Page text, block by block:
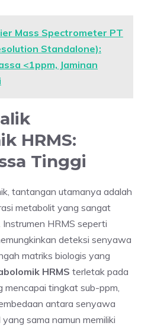
Mass Spectrometer PT
Standalone):
<1ppm, Jaminan
HRMS:
Tinggi
tantangan utamanya adalah
metabolit yang sangat
Instrumen HRMS seperti
deteksi senyawa
matriks biologis yang
HRMS terletak pada
mencapai tingkat sub-ppm,
antara senyawa
sama namun memiliki